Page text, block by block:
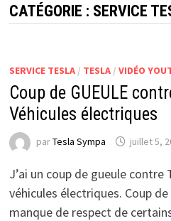
CATÉGORIE : SERVICE
SERVICE TESLA/ TESLA/ VIDÉO
Coup de GUEULE
Véhicules électriques
parTesla Sympa juillet 5,
J’ai un coup de gueule contre
véhicules électriques. Coup
manque de respect de